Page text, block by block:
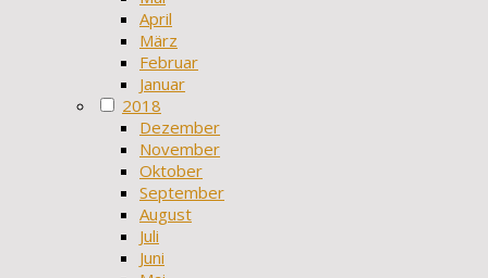
April
März
Februar
Januar
2018
Dezember
November
Oktober
September
August
Juli
Juni